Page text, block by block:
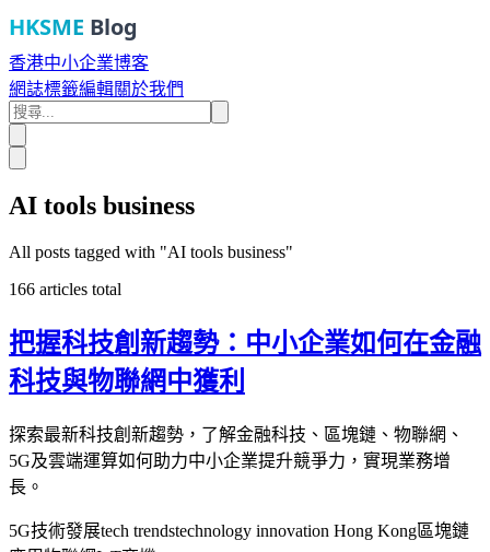
HKSME Blog
香港中小企業博客
網誌標籤編輯關於我們
AI tools business
All posts tagged with "AI tools business"
166 articles total
把握科技創新趨勢：中小企業如何在金融
科技與物聯網中獲利
探索最新科技創新趨勢，了解金融科技、區塊鏈、物聯網、
5G及雲端運算如何助力中小企業提升競爭力，實現業務增
長。
5G技術發展tech trendstechnology innovation Hong Kong區塊鏈